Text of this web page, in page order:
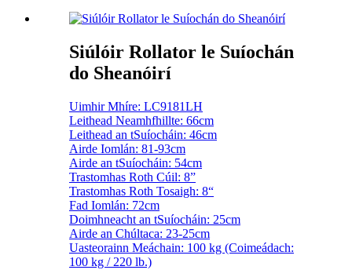
Siúlóir Rollator le Suíochán
do Sheanóirí
Uimhir Mhíre: LC9181LH
Leithead Neamhfhillte: 66cm
Leithead an tSuíocháin: 46cm
Airde Iomlán: 81-93cm
Airde an tSuíocháin: 54cm
Trastomhas Roth Cúil: 8”
Trastomhas Roth Tosaigh: 8“
Fad Iomlán: 72cm
Doimhneacht an tSuíocháin: 25cm
Airde an Chúltaca: 23-25cm
Uasteorainn Meáchain: 100 kg (Coimeádach:
100 kg / 220 lb.)